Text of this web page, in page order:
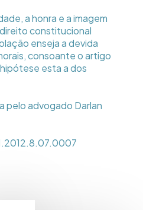
a honra e a imagem
constitucional
enseja a devida
consoante o artigo
esta a dos
pelo advogado Darlan